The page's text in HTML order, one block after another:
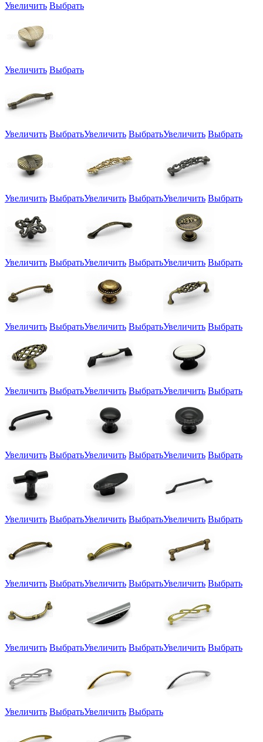
Увеличить Выбрать
Увеличить Выбрать
Увеличить ВыбратьУвеличить ВыбратьУвеличить Выбрать
Увеличить ВыбратьУвеличить ВыбратьУвеличить Выбрать
Увеличить ВыбратьУвеличить ВыбратьУвеличить Выбрать
Увеличить ВыбратьУвеличить ВыбратьУвеличить Выбрать
Увеличить ВыбратьУвеличить ВыбратьУвеличить Выбрать
Увеличить ВыбратьУвеличить ВыбратьУвеличить Выбрать
Увеличить ВыбратьУвеличить ВыбратьУвеличить Выбрать
Увеличить ВыбратьУвеличить ВыбратьУвеличить Выбрать
Увеличить ВыбратьУвеличить ВыбратьУвеличить Выбрать
Увеличить ВыбратьУвеличить Выбрать